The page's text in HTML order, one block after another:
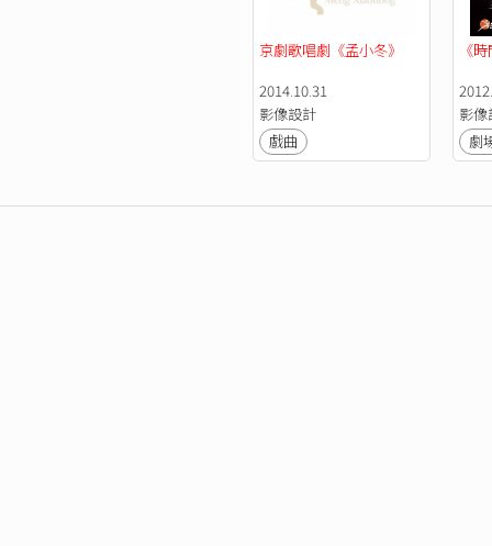
京劇歌唱劇《孟小冬》
2014.10.31
影像設計
戲曲
《
影像
劇